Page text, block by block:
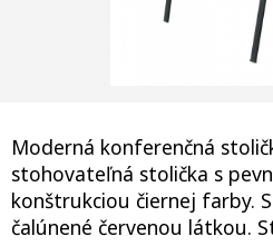
Moderná konferenčná
stohovateľná stolička s
konštrukciou čiernej farby.
čalúnené červenou látkou.